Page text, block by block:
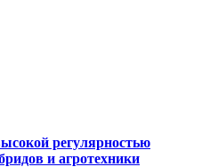
регулярностью
и агротехники